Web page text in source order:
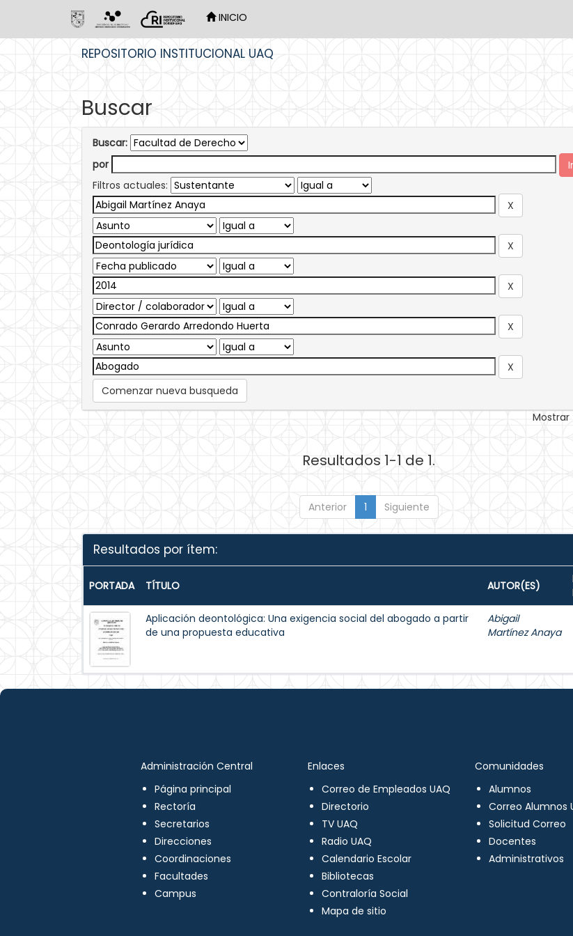
INICIO
REPOSITORIO INSTITUCIONAL UAQ
Buscar
Buscar:
por
Filtros actuales:
Comenzar nueva busqueda
Mostrar
Resultados 1-1 de 1.
Anterior 1 Siguiente
Resultados por ítem:
PORTADA TÍTULO AUTOR(ES)
Aplicación deontológica: Una exigencia social del abogado a partir
de una propuesta educativa
Abigail
Martínez Anaya
Administración Central
Página principal
Rectoría
Secretarios
Direcciones
Coordinaciones
Facultades
Campus
Enlaces
Correo de Empleados UAQ
Directorio
TV UAQ
Radio UAQ
Calendario Escolar
Bibliotecas
Contraloría Social
Mapa de sitio
Comunidades
Alumnos
Correo Alumnos
Solicitud Correo
Docentes
Administrativos